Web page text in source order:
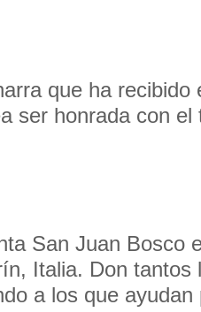
que ha
ser honrada con el
San Juan Bosco
Italia. Don
a los que